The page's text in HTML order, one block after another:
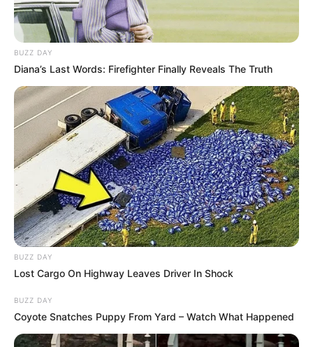
Energisa reforça orientações para
evitar tentativas de golpes e
fraudes
Canais de atendimento oficiais são opções para efetuar o
pagamento com segurança e tranquilidade.
Fonte: Assessoria de imprensa
ALERTA 15/08/2024
BUZZ DAY
Diana’s Last Words: Firefighter Finally Reveals The Truth
BUZZ DAY
Lost Cargo On Highway Leaves Driver In Shock
BUZZ DAY
Coyote Snatches Puppy From Yard – Watch What Happened